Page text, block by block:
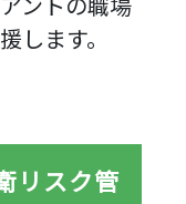
します。
リスク管